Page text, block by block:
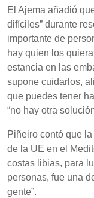
El Ajema añadió
difíciles” durante
importante de
hay quien los
estancia en las
supone cuidarlos,
que puedes tener
“no hay otra
Piñeiro contó que
de la UE en el
costas libias, para
personas, fue una
gente”.